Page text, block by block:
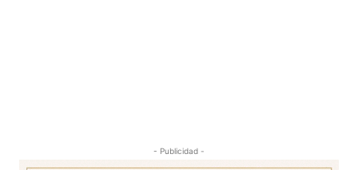
- Publicidad -